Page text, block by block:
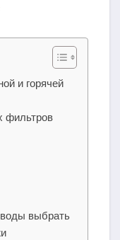
и горячей
фильтров
воды выбрать